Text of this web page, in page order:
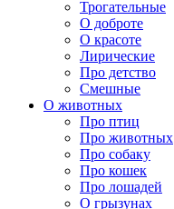
Трогательные
О доброте
О красоте
Лирические
Про детство
Смешные
О животных
Про птиц
Про животных
Про собаку
Про кошек
Про лошадей
О грызунах